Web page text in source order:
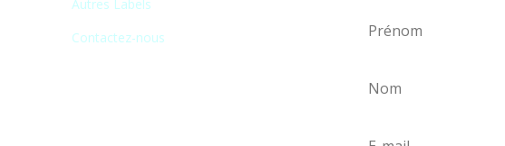
Autres Labels
Contactez-nous